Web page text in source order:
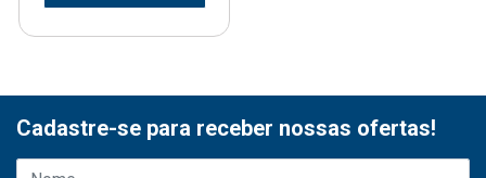
Cadastre-se para receber nossas ofertas!